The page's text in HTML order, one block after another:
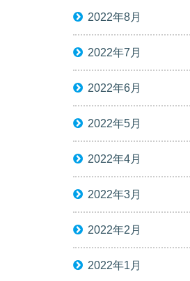
2022年8月
2022年7月
2022年6月
2022年5月
2022年4月
2022年3月
2022年2月
2022年1月